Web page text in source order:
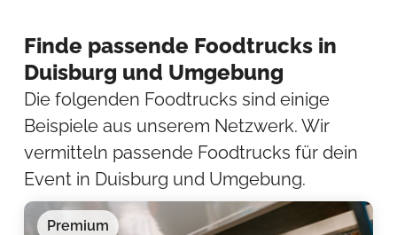
Finde passende Foodtrucks in
Duisburg und Umgebung
Die folgenden Foodtrucks sind einige
Beispiele aus unserem Netzwerk. Wir
vermitteln passende Foodtrucks für dein
Event in Duisburg und Umgebung.
Premium